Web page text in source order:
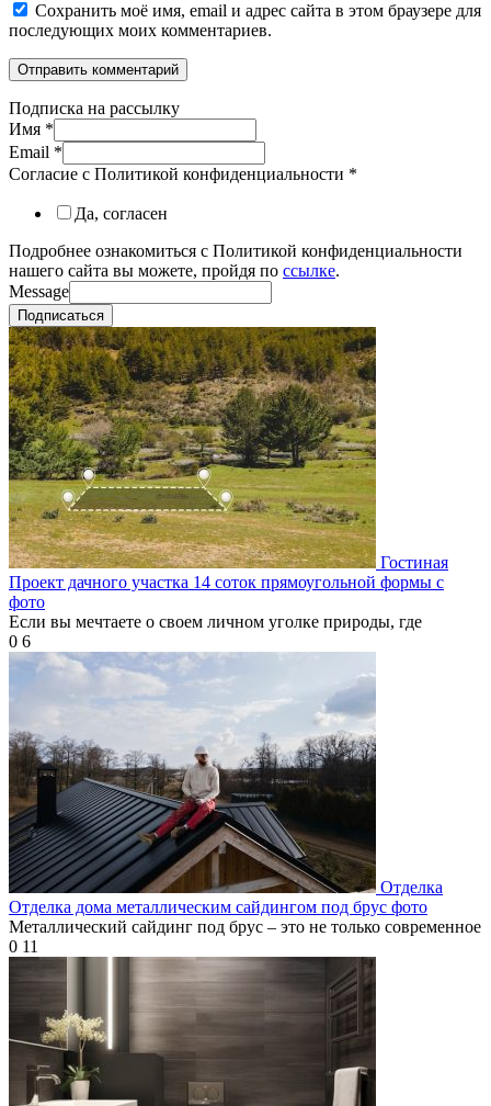
Сохранить моё имя, email и адрес сайта в этом браузере для
последующих моих комментариев.
Подписка на рассылку
Имя *
Email *
Согласие с Политикой конфиденциальности *
Да, согласен
Подробнее ознакомиться с Политикой конфиденциальности
нашего сайта вы можете, пройдя по ссылке.
Message
Подписаться
Гостиная
Проект дачного участка 14 соток прямоугольной формы с
фото
Если вы мечтаете о своем личном уголке природы, где
0 6
Отделка
Отделка дома металлическим сайдингом под брус фото
Металлический сайдинг под брус – это не только современное
0 11